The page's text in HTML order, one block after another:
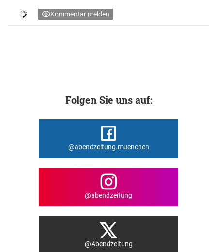
Kommentar melden
Folgen Sie uns auf:
@abendzeitung.muenchen
@abendzeitung
@Abendzeitung